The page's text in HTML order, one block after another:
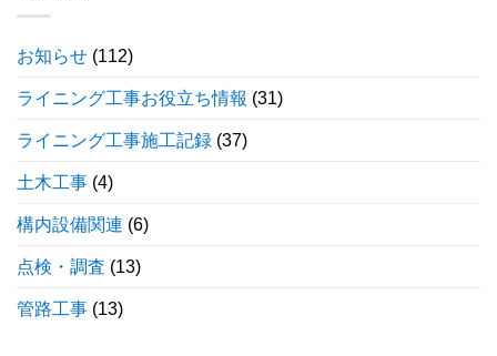
お知らせ (112)
ライニング工事お役立ち情報 (31)
ライニング工事施工記録 (37)
土木工事 (4)
構内設備関連 (6)
点検・調査 (13)
管路工事 (13)